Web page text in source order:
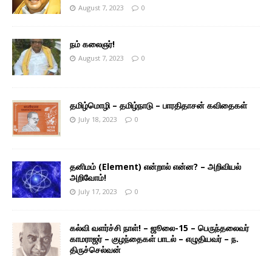
August 7, 2023 0
நம் கலைஞர்!
August 7, 2023 0
தமிழ்மொழி – தமிழ்நாடு – பாரதிதாசன் கவிதைகள்
July 18, 2023 0
தனிமம் (Element) என்றால் என்ன? – அறிவியல்
அறிவோம்!
July 17, 2023 0
கல்வி வளர்ச்சி நாள்! – ஜூலை-15 – பெருந்தலைவர்
காமராஜர் – குழந்தைகள் பாடல் – எழுதியவர் – ந.
திருச்செல்வன்